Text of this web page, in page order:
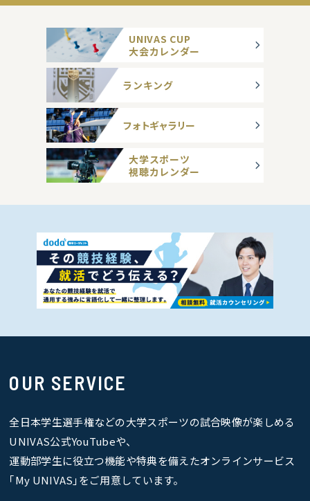
UNIVAS CUP
大会カレンダー
ランキング
フォトギャラリー
大学スポーツ
視聴カレンダー
OUR SERVICE
全日本学生選手権などの大学スポーツの試合映像が楽しめる
UNIVAS公式YouTubeや、
運動部学生に役立つ機能や特典を備えたオンラインサービス
｢My UNIVAS｣をご用意しています。